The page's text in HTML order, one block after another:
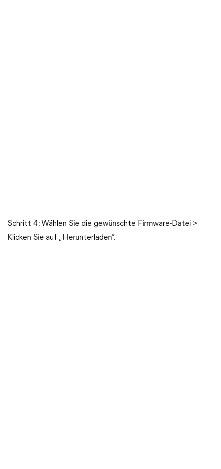
Schritt 4: Wählen Sie die gewünschte Firmware-Datei >
Klicken Sie auf „Herunterladen“.